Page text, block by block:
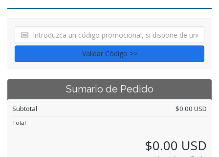
Validar Código >>
Sumario de Pedido
Subtotal $0.00 USD
Total
$0.00 USD